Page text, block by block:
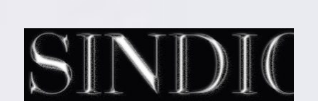
EL SINDICAL
Periodismo Inteligente